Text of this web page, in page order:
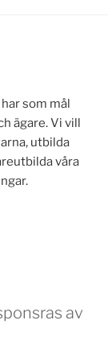
som mål
ägare. Vi vill
utbilda
våra
av